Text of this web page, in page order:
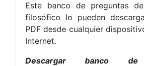
Este banco de preguntas
filosófico lo pueden
PDF desde cualquier
Internet.
Descargar banco de